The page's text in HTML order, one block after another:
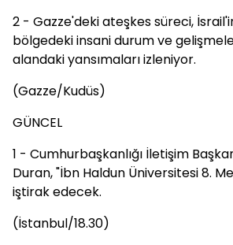
2 - Gazze'deki ateşkes süreci,
bölgedeki insani durum ve
alandaki yansımaları izleniyor.
(Gazze/Kudüs)
GÜNCEL
1 - Cumhurbaşkanlığı İletişim
Duran, "İbn Haldun Üniversitesi 8.
iştirak edecek.
(İstanbul/18.30)